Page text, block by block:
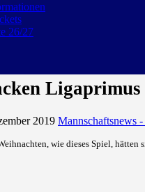
26/27
Ligaprimus
2019 Mannschaftsnews -
wie dieses Spiel,